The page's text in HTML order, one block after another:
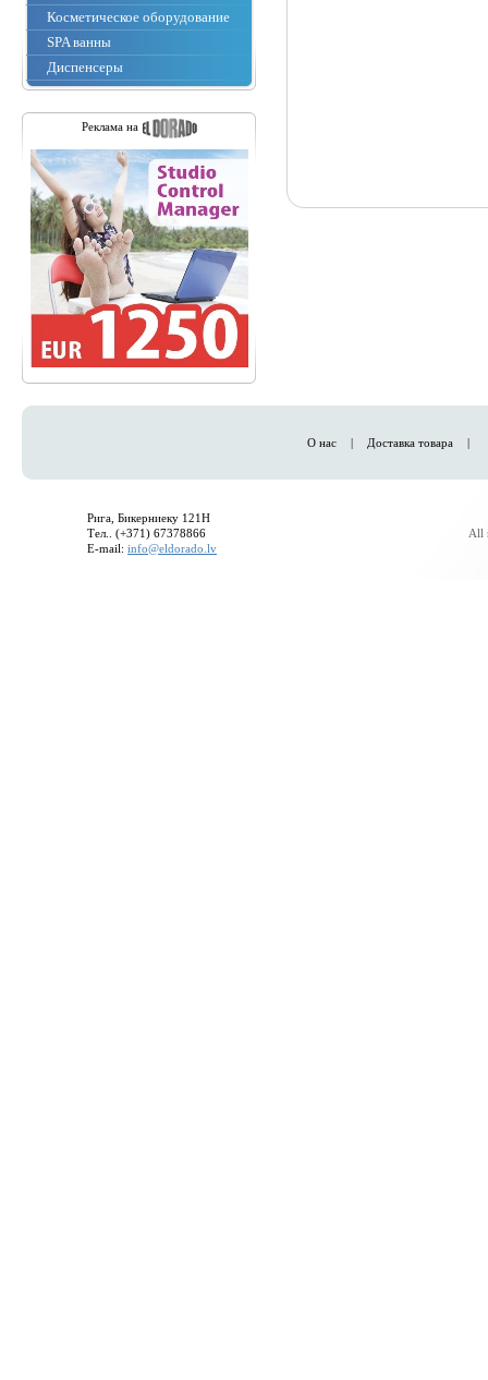
Косметическое оборудование
SPA ванны
Диспенсеры
Реклама на
О нас | Доставка товара |
Рига, Бикерниеку 121H
Тел.. (+371) 67378866
E-mail: info@eldorado.lv
All